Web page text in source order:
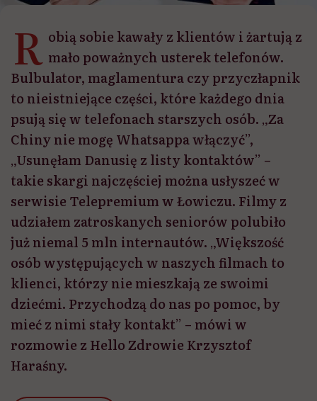
R obią sobie kawały z klientów i żartują z
mało poważnych usterek telefonów.
Bulbulator, maglamentura czy przyczłapnik
to nieistniejące części, które każdego dnia
psują się w telefonach starszych osób. „Za
Chiny nie mogę Whatsappa włączyć”,
„Usunęłam Danusię z listy kontaktów” –
takie skargi najczęściej można usłyszeć w
serwisie Telepremium w Łowiczu. Filmy z
udziałem zatroskanych seniorów polubiło
już niemal 5 mln internautów. „Większość
osób występujących w naszych filmach to
klienci, którzy nie mieszkają ze swoimi
dziećmi. Przychodzą do nas po pomoc, by
mieć z nimi stały kontakt” – mówi w
rozmowie z Hello Zdrowie Krzysztof
Haraśny.